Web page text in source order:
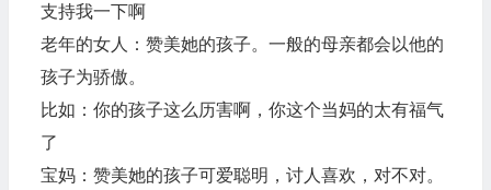
支持我一下啊
老年的女人：赞美她的孩子。一般的母亲都会以他的
孩子为骄傲。
比如：你的孩子这么历害啊，你这个当妈的太有福气
了
宝妈：赞美她的孩子可爱聪明，讨人喜欢，对不对。